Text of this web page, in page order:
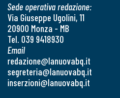
Sede operativa redazione:
Via Giuseppe Ugolini, 11
20900 Monza - MB
Tel. 039 9418930
Email
redazione@lanuovabq.it
segreteria@lanuovabq.it
inserzioni@lanuovabq.it